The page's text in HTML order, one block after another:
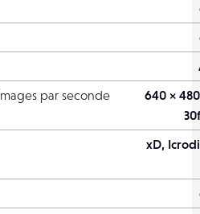
par seconde
640 ×
xD,